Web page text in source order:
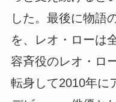
した。最後に物語
を、レオ・ローは
容斉役のレオ・ロ
転身して2010年に